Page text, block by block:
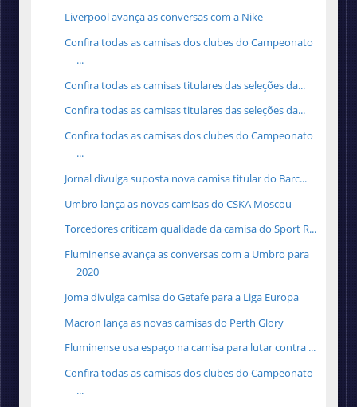
Liverpool avança as conversas com a Nike
Confira todas as camisas dos clubes do Campeonato
...
Confira todas as camisas titulares das seleções da...
Confira todas as camisas titulares das seleções da...
Confira todas as camisas dos clubes do Campeonato
...
Jornal divulga suposta nova camisa titular do Barc...
Umbro lança as novas camisas do CSKA Moscou
Torcedores criticam qualidade da camisa do Sport R...
Fluminense avança as conversas com a Umbro para
2020
Joma divulga camisa do Getafe para a Liga Europa
Macron lança as novas camisas do Perth Glory
Fluminense usa espaço na camisa para lutar contra ...
Confira todas as camisas dos clubes do Campeonato
...